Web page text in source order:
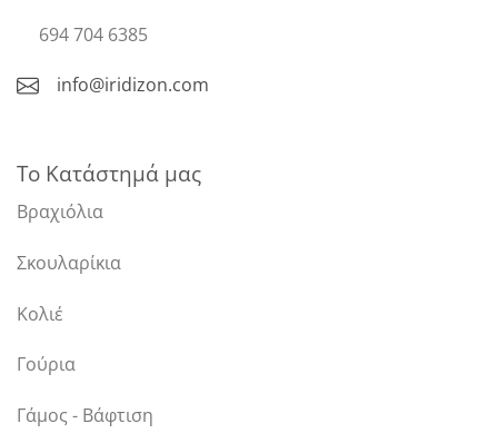
694 704 6385
info@iridizon.com
Το Κατάστημά μας
Βραχιόλια
Σκουλαρίκια
Κολιέ
Γούρια
Γάμος - Βάφτιση